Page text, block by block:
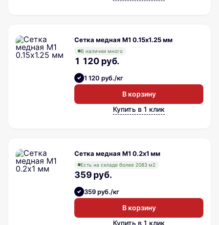
Сетка медная М1 0.15х1.25 мм
В наличии много
1 120 руб.
1 120 руб./кг
В корзину
Купить в 1 клик
Сетка медная М1 0.2х1 мм
Есть на складе более 2083 м2
359 руб.
359 руб./кг
В корзину
Купить в 1 клик